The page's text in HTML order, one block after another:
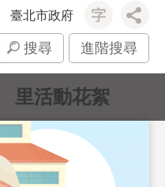
臺北市政府
搜尋 進階搜尋
里活動花絮